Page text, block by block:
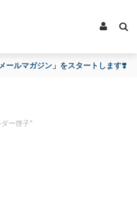
、もう一度聴きたいな…』にお応え
ー啓子"